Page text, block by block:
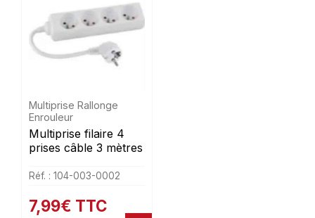
Multiprise Rallonge
Enrouleur
Multiprise filaire 4
prises câble 3 mètres
Réf. : 104-003-0002
7,99€ TTC